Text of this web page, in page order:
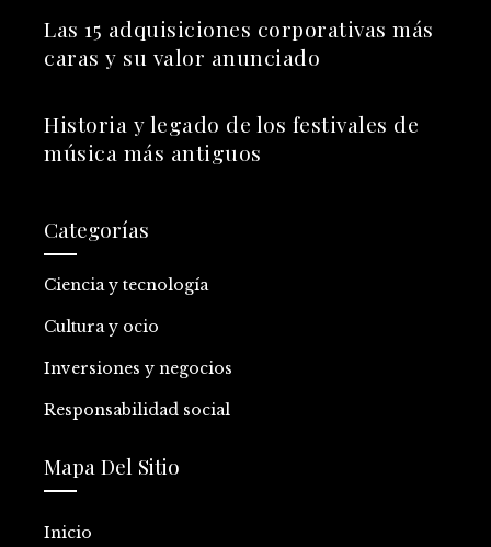
Las 15 adquisiciones corporativas más
caras y su valor anunciado
Historia y legado de los festivales de
música más antiguos
Categorías
Ciencia y tecnología
Cultura y ocio
Inversiones y negocios
Responsabilidad social
Mapa Del Sitio
Inicio